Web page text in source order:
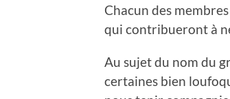
Chacun des
qui contribueront à
Au sujet du nom du
certaines bien